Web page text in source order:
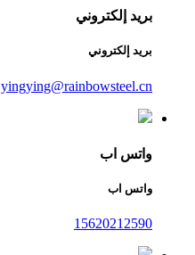
بريد إلكتروني
بريد إلكتروني
yingying@rainbowsteel.cn
واتس اب
واتس اب
15620212590